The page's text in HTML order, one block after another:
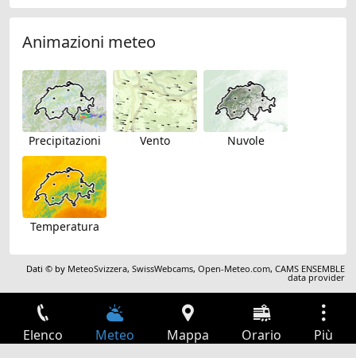
Animazioni meteo
Precipitazioni Vento Nuvole
Temperatura
Dati © by MeteoSvizzera,SwissWebcams,Open-Meteo.com,CAMS ENSEMBLE
data provider
Elenco Meteo Mappa Orario Più